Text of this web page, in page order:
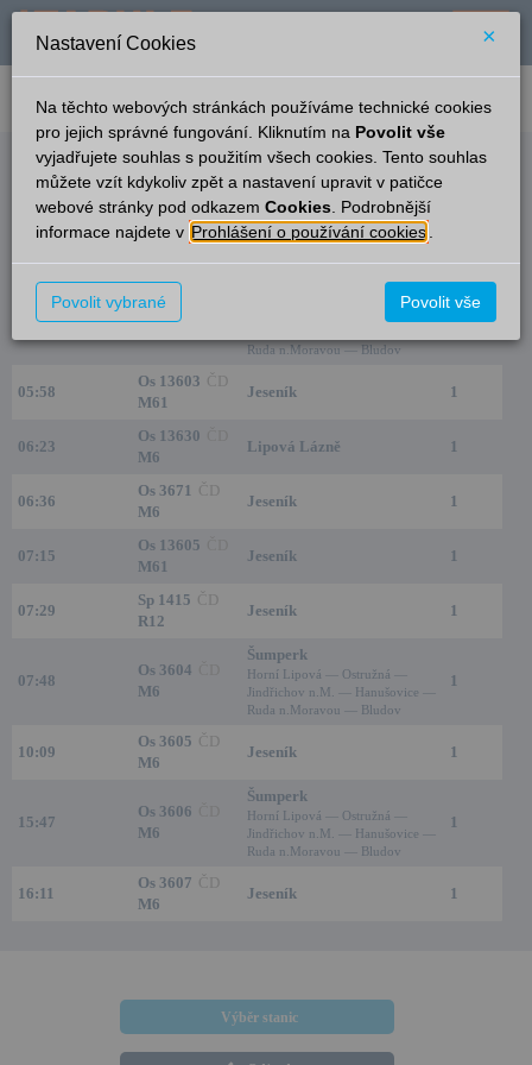
verze: 2.0.6 podpora: help-tabule@oltis.cz
English
Odjezdy
Lipová Lázně zastávka
Čas/Aktuální Vlak/Linka Cíl/Přes Kolej
05:45
Os 3602
Ruda n.Moravou — Bludov
1
05:58
Os 13603 ČD
M61
Jeseník 1
06:23
Os 13630
M6
Lipová Lázně 1
06:36
Os 3671 ČD
M6
Jeseník 1
07:15
Os 13605
M61
Jeseník 1
07:29
Sp 1415 ČD
R12
Jeseník 1
07:48
Os 3604
M6
Šumperk
Horní Lipová — Ostružná —
Jindřichov n.M. — Hanušovice —
Ruda n.Moravou — Bludov
1
10:09
Os 3605 ČD
M6
Jeseník 1
15:47
Os 3606
M6
Šumperk
Horní Lipová — Ostružná —
Jindřichov n.M. — Hanušovice —
Ruda n.Moravou — Bludov
1
16:11
Os 3607 ČD
M6
Jeseník 1
Výběr stanic
Nastavení Cookies ×
Na těchto webových stránkách používáme technické cookies
pro jejich správné fungování. Kliknutím na Povolit vše
vyjadřujete souhlas s použitím všech cookies. Tento souhlas
můžete vzít kdykoliv zpět a nastavení upravit v patičce
webové stránky pod odkazem Cookies . Podrobnější
informace najdete v Prohlášení o používání cookies
Povolit vybrané Povolit vše